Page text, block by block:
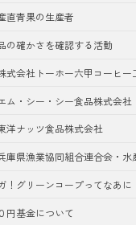
直青果の生産者
の確かさを確認する活動
式会社トーホー六甲コーヒー
ム・シー・シー食品株式会社
洋ナッツ食品株式会社
庫県漁業協同組合連合会・水
！グリーンコープってなあに
円基金について